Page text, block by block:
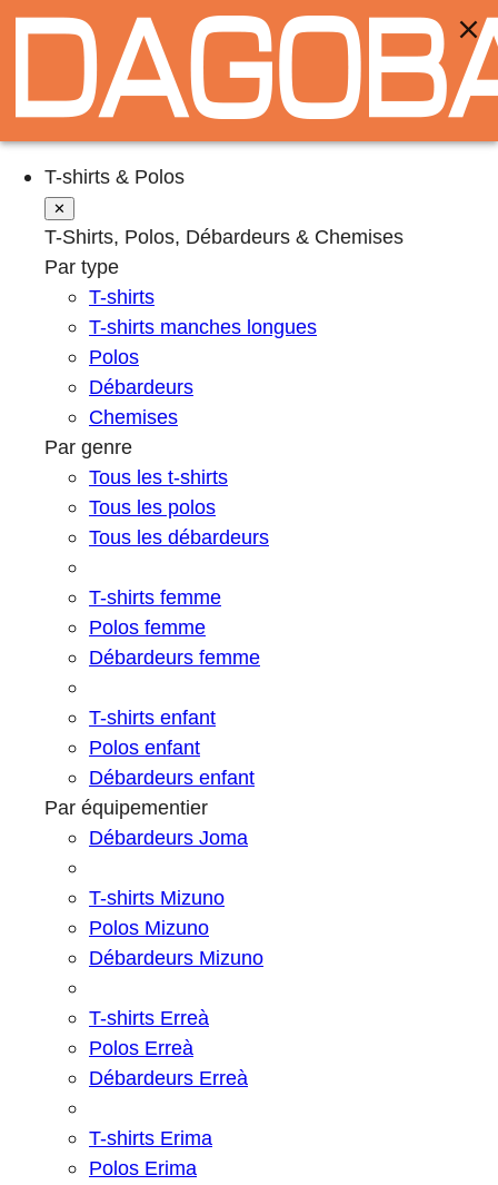
T-shirts & Polos
✕
T-Shirts, Polos, Débardeurs & Chemises
Par type
T-shirts
T-shirts manches longues
Polos
Débardeurs
Chemises
Par genre
Tous les t-shirts
Tous les polos
Tous les débardeurs
T-shirts femme
Polos femme
Débardeurs femme
T-shirts enfant
Polos enfant
Débardeurs enfant
Par équipementier
Débardeurs Joma
T-shirts Mizuno
Polos Mizuno
Débardeurs Mizuno
T-shirts Erreà
Polos Erreà
Débardeurs Erreà
T-shirts Erima
Polos Erima